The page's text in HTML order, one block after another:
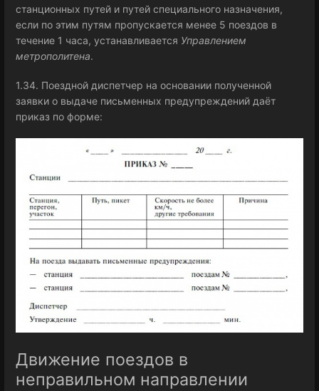
станционных путей и путей специального назначения,
если по этим путям пропускается менее 5 поездов в
течение 1 часа, устанавливается Управлением
метрополитена.
1.34. Поездной диспетчер на основании полученной
заявки о выдаче письменных предупреждений даёт
приказ по форме:
Движение поездов в
неправильном направлении